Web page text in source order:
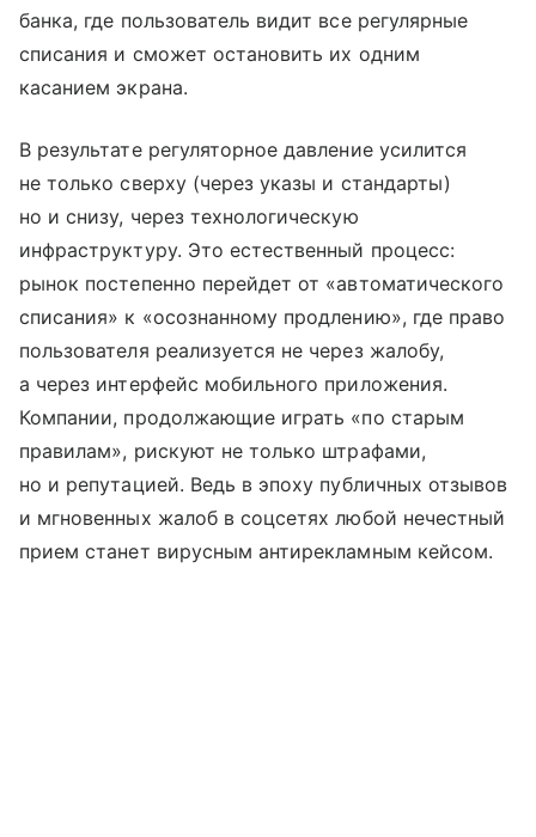
банка, где пользователь видит все регулярные
списания и сможет остановить их одним
касанием экрана.
В результате регуляторное давление усилится
не только сверху (через указы и стандарты)
но и снизу, через технологическую
инфраструктуру. Это естественный процесс:
рынок постепенно перейдет от «автоматического
списания» к «осознанному продлению», где право
пользователя реализуется не через жалобу,
а через интерфейс мобильного приложения.
Компании, продолжающие играть «по старым
правилам», рискуют не только штрафами,
но и репутацией. Ведь в эпоху публичных отзывов
и мгновенных жалоб в соцсетях любой нечестный
прием станет вирусным антирекламным кейсом.